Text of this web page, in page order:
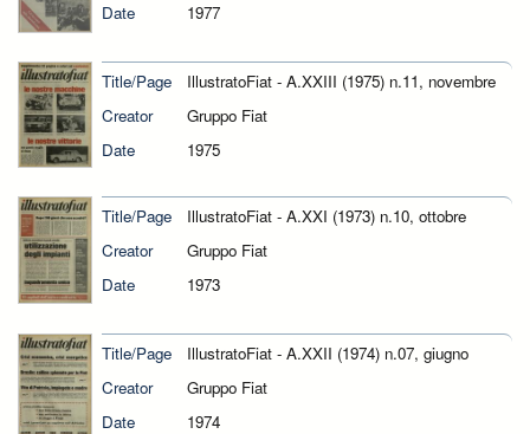
Date
1977
Title/Page
IllustratoFiat - A.XXIII (1975) n.11, novembre
Creator
Gruppo Fiat
Date
1975
Title/Page
IllustratoFiat - A.XXI (1973) n.10, ottobre
Creator
Gruppo Fiat
Date
1973
Title/Page
IllustratoFiat - A.XXII (1974) n.07, giugno
Creator
Gruppo Fiat
Date
1974